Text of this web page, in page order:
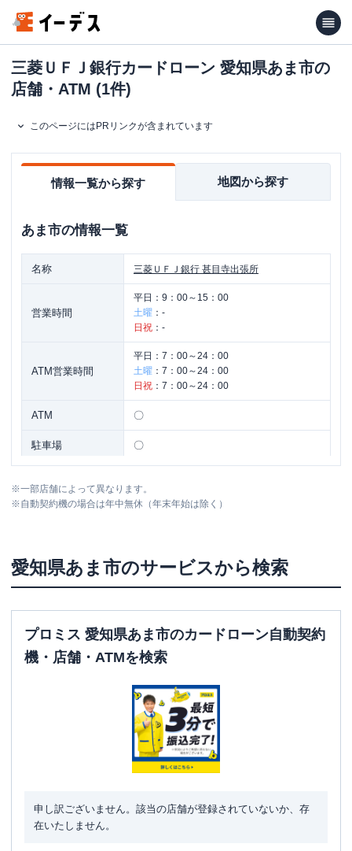
三菱ＵＦＪ銀行カードローン 愛知県あま市の
店舗・ATM (1件)
このページにはPRリンクが含まれています
情報一覧から探す 地図から探す
あま市の情報一覧
名称 三菱ＵＦＪ銀行 甚目寺出張所
営業時間
平日： 9：00～15：00
土曜 ： -
日祝 ： -
ATM営業時間
平日： 7：00～24：00
土曜 ： 7：00～24：00
日祝 ： 7：00～24：00
ATM 〇
駐車場 〇
※一部店舗によって異なります。
※自動契約機の場合は年中無休（年末年始は除く）
愛知県あま市のサービスから検索
プロミス 愛知県あま市のカードローン自動契約
機・店舗・ATMを検索
申し訳ございません。該当の店舗が登録されていないか、存
在いたしません。